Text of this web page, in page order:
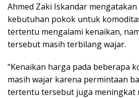
Ahmed Zaki Iskandar
kebutuhan pokok untuk
tertentu mengalami kenaikan,
tersebut masih terbilang wajar.
“Kenaikan harga pada beberapa
masih wajar karena permintaan
tertentu tersebut juga meningkat